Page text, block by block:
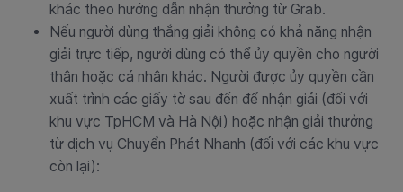
khác theo hướng dẫn nhận thưởng từ Grab.
Nếu người dùng thắng giải không có khả năng nhận
giải trực tiếp, người dùng có thể ủy quyền cho người
thân hoặc cá nhân khác. Người được ủy quyền cần
xuất trình các giấy tờ sau đến để nhận giải (đối với
khu vực TpHCM và Hà Nội) hoặc nhận giải thưởng
từ dịch vụ Chuyển Phát Nhanh (đối với các khu vực
còn lại):